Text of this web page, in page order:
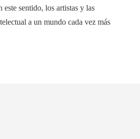
sentido, los artistas y las
a un mundo cada vez más